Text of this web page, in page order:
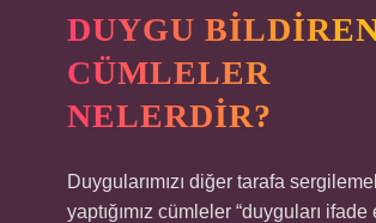
DUYGU
CÜMLELER
NELERDIR?
Duygularımızı diğer tarafa
yaptığımız cümleler “duyguları ifade